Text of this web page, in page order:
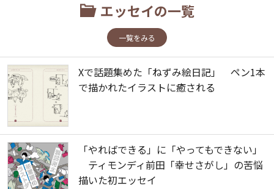
エッセイの一覧
一覧をみる
Xで話題集めた「ねずみ絵日記」 ペン1本
で描かれたイラストに癒される
「やればできる」に「やってもできない」
ティモンディ前田「幸せさがし」の苦悩
描いた初エッセイ